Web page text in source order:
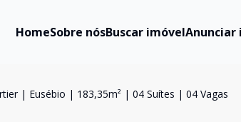
HomeSobre nósBuscar imóvelAnunciar
| Eusébio | 183,35m² | 04 Suítes | 04 Vagas